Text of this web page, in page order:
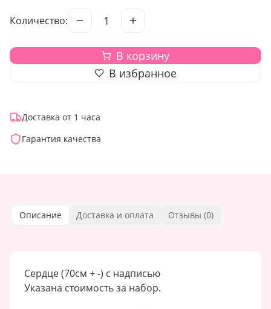
Количество: 1
В корзину
В избранное
Доставка от 1 часа
Гарантия качества
Описание Доставка и оплата Отзывы (0)
Сердце (70см + -) с надписью
Указана стоимость за набор.